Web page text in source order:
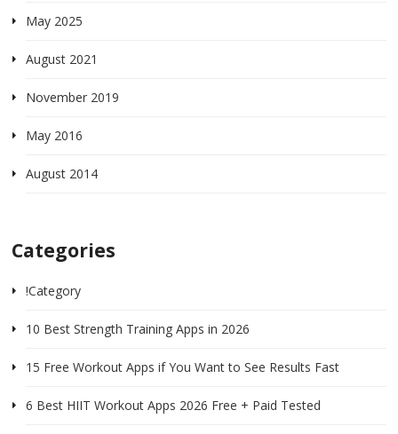
May 2025
August 2021
November 2019
May 2016
August 2014
Categories
!Category
10 Best Strength Training Apps in 2026
15 Free Workout Apps if You Want to See Results Fast
6 Best HIIT Workout Apps 2026 Free + Paid Tested